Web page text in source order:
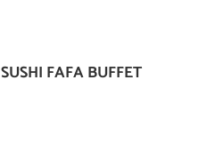
SUSHI FAFA BUFFET